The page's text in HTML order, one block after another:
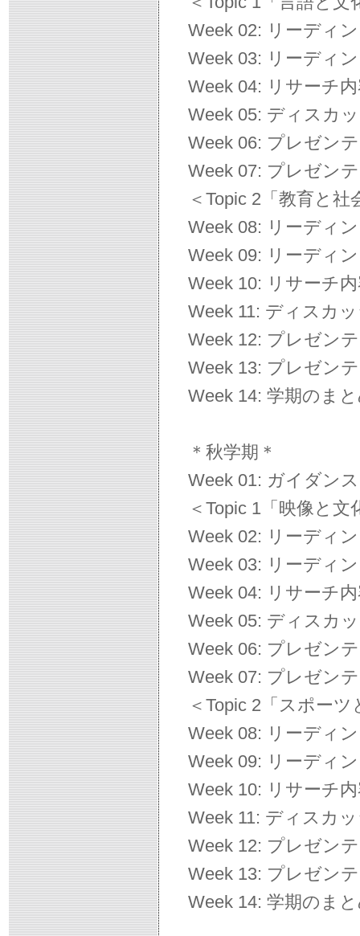
Week 02: リーディ
Week 03: リーディ
Week 04: リサーチ
Week 05: ディスカ
Week 06: プレゼン
Week 07: プレゼン
＜Topic 2「教育と社
Week 08: リーディ
Week 09: リーディ
Week 10: リサーチ
Week 11: ディスカ
Week 12: プレゼン
Week 13: プレゼン
Week 14: 学期のま
＊秋学期＊
Week 01: ガイダンス
＜Topic 1「映像と文
Week 02: リーディ
Week 03: リーディ
Week 04: リサーチ
Week 05: ディスカ
Week 06: プレゼン
Week 07: プレゼン
＜Topic 2「スポーツ
Week 08: リーディ
Week 09: リーディ
Week 10: リサーチ
Week 11: ディスカ
Week 12: プレゼン
Week 13: プレゼン
Week 14: 学期のま